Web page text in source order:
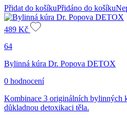
Přidat do košíkuPřidáno do košíku
489 Kč
64
Bylinná kúra Dr. Popova DETOX
0 hodnocení
Kombinace 3 originálních bylinných
důkladnou detoxikaci těla.